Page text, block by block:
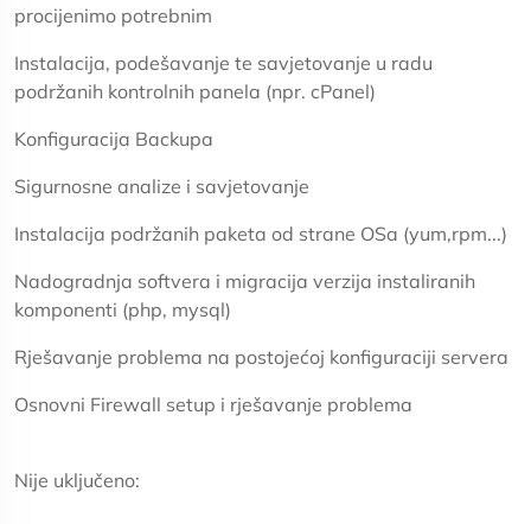
procijenimo potrebnim
Instalacija, podešavanje te savjetovanje u radu
podržanih kontrolnih panela (npr. cPanel)
Konfiguracija Backupa
Sigurnosne analize i savjetovanje
Instalacija podržanih paketa od strane OSa (yum,rpm...)
Nadogradnja softvera i migracija verzija instaliranih
komponenti (php, mysql)
Rješavanje problema na postojećoj konfiguraciji servera
Osnovni Firewall setup i rješavanje problema
Nije uključeno: